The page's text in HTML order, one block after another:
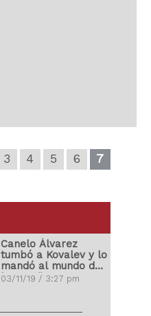
3 4 5 6 7
Canelo Álvarez
tumbó a Kovalev y lo
mandó al mundo de
los sueños
03/11/19 / 3:27 pm